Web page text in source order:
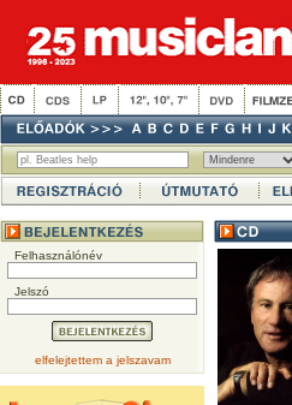
Felhasználónév
Jelszó
elfelejtettem a jelszavam